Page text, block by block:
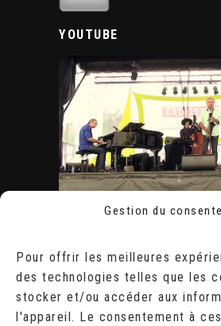
Gestion du
Pour offrir les meilleures
des technologies telles que les
stocker et/ou accéder aux
l'appareil. Le consentement à
YOUTUBE
ÉVÈNEMENTS
AOÛT 2026
L M M J V S
1
3
4 5 6 7 8